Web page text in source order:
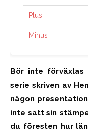
Plus
Minus
Bör inte förväxlas
serie skriven av
någon
inte satt sin
du föresten hur